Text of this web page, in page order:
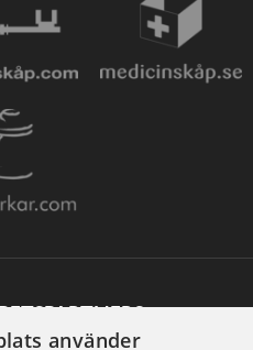
använder